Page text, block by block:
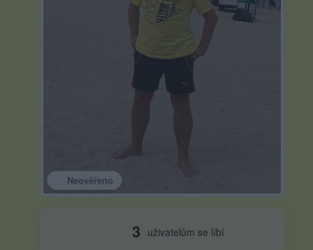
Neověřeno
3 uživatelům se líbí